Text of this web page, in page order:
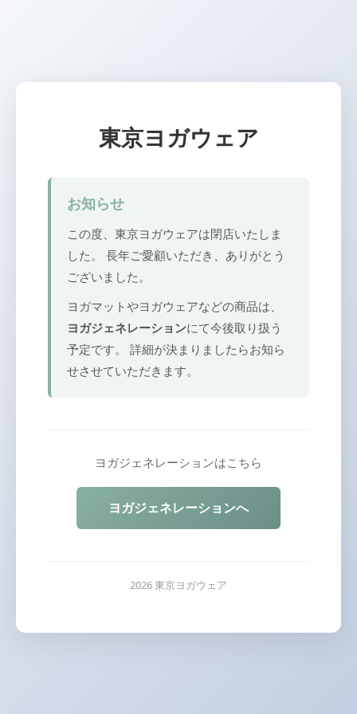
東京ヨガウェア
お知らせ
この度、東京ヨガウェアは閉店いたしま
した。 長年ご愛顧いただき、ありがとう
ございました。
ヨガマットやヨガウェアなどの商品は、
ヨガジェネレーションにて今後取り扱う
予定です。 詳細が決まりましたらお知ら
せさせていただきます。
ヨガジェネレーションはこちら
ヨガジェネレーションへ
2026 東京ヨガウェア